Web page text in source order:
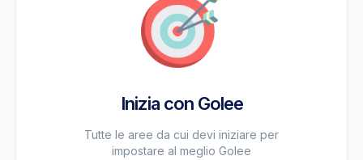
Inizia con Golee
Tutte le aree da cui devi iniziare per
impostare al meglio Golee